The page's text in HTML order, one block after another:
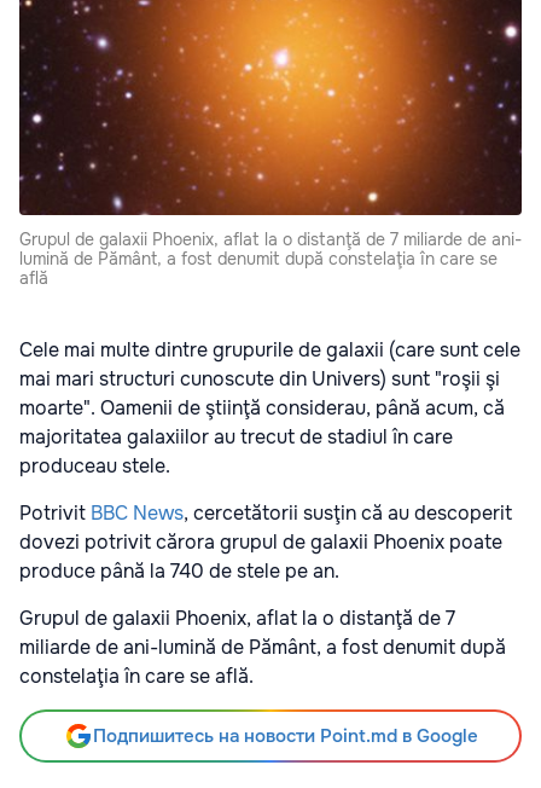
Grupul de galaxii Phoenix, aflat la o distanţă de 7 miliarde de ani-
lumină de Pământ, a fost denumit după constelaţia în care se
află
Cele mai multe dintre grupurile de galaxii (care sunt cele
mai mari structuri cunoscute din Univers) sunt "roşii şi
moarte". Oamenii de ştiinţă considerau, până acum, că
majoritatea galaxiilor au trecut de stadiul în care
produceau stele.
Potrivit BBC News, cercetătorii susţin că au descoperit
dovezi potrivit cărora grupul de galaxii Phoenix poate
produce până la 740 de stele pe an.
Grupul de galaxii Phoenix, aflat la o distanţă de 7
miliarde de ani-lumină de Pământ, a fost denumit după
constelaţia în care se află.
Подпишитесь на новости Point.md в Google